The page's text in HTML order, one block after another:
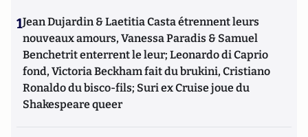
1Jean Dujardin & Laetitia Casta étrennent leurs
nouveaux amours, Vanessa Paradis & Samuel
Benchetrit enterrent le leur; Leonardo di Caprio
fond, Victoria Beckham fait du brukini, Cristiano
Ronaldo du bisco-fils; Suri ex Cruise joue du
Shakespeare queer